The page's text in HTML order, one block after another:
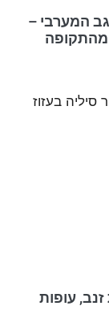
המערבי –
מהתקופה
עופות